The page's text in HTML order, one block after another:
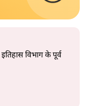
इतिहास विभाग के पूर्व